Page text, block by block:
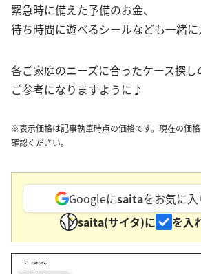
緊急時に備えた予備のお金、
待ち時間に遊べるシールなども一緒に
各ご家庭のニーズに合ったケース探し
ご参考になりますように♪
※表示価格は記事執筆時点の価格です。現在の価
確認ください。
Googleにsaitaをお気に
saita(サイタ)に
を入